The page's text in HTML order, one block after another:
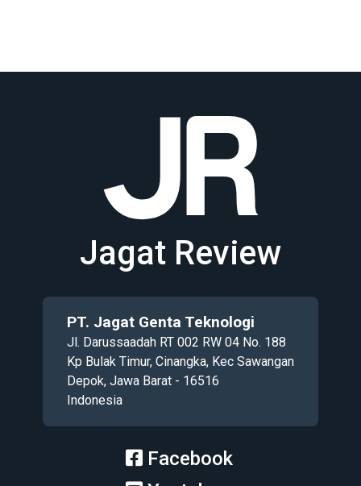
Jagat Review
PT. Jagat Genta Teknologi
Jl. Darussaadah RT 002 RW 04 No. 188
Kp Bulak Timur, Cinangka, Kec Sawangan
Depok, Jawa Barat - 16516
Indonesia
Facebook